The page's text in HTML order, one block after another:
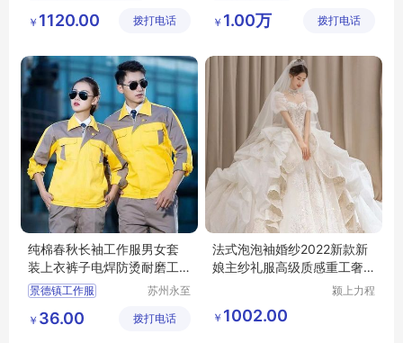
有限公司
￥ 1120.00 拨打电话
哪里回收老衣服
上海回收老旧衣服旗袍
源回收有
￥ 1.00万 拨打电话
纯棉春秋长袖工作服男女套
装上衣裤子电焊防烫耐磨工
厂劳保服定制
景德镇工作服
乐平工作服
苏州永至
限公司
￥ 36.00 拨打电话
法式泡泡袖婚纱2022新款新
娘主纱礼服高级质感重工奢
颍上力程
￥ 1002.00